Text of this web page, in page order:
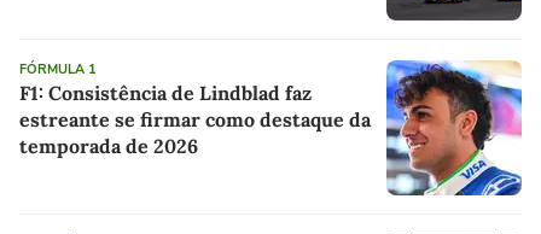
FÓRMULA 1
F1: Consistência de Lindblad faz
estreante se firmar como destaque da
temporada de 2026